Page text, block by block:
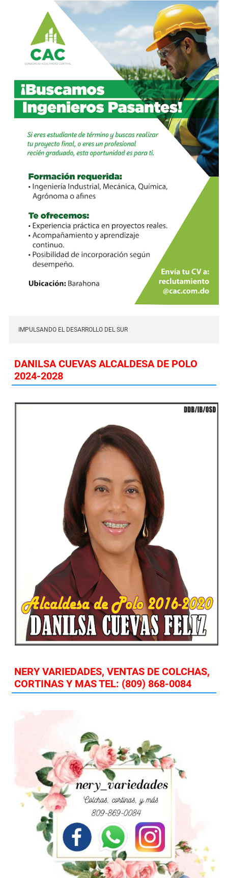
IMPULSANDO EL DESARROLLO DEL SUR
DANILSA CUEVAS ALCALDESA DE POLO
2024-2028
NERY VARIEDADES, VENTAS DE COLCHAS,
CORTINAS Y MAS TEL: (809) 868-0084